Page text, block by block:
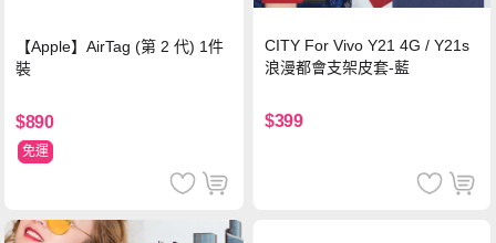
【Apple】AirTag (第 2 代) 1件
裝
$890
免運
CITY For Vivo Y21 4G / Y21s
浪漫都會支架皮套-藍
$399